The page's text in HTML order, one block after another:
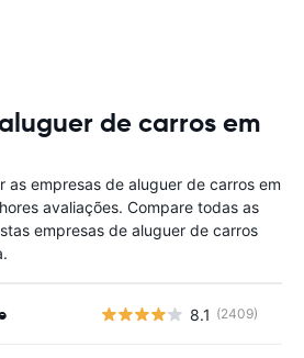
de carros em
as empresas de aluguer de carros em
avaliações. Compare todas as
empresas de aluguer de carros
8.1 (2409)